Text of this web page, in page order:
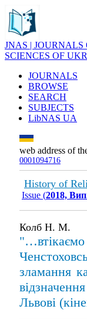
JNAS |
SCIENCES OF
JOURNALS
BROWSE
SEARCH
SUBJECTS
LibNAS UA
web address of
0001094716
History of
Issue (2018,
Колб Н. М.
зламання
Львові